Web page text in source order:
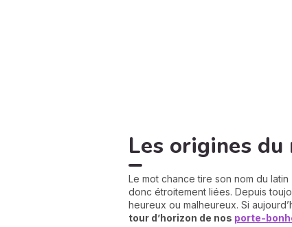
Les origines du
Le mot chance tire son nom du latin
donc étroitement liées. Depuis
heureux ou malheureux. Si
tour d’horizon de nos porte-